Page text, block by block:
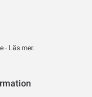
- Läs mer.